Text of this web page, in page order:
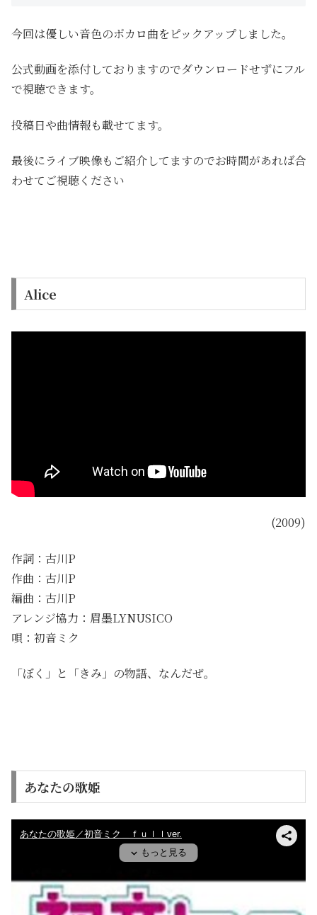
今回は優しい音色のボカロ曲をピックアップしました。
公式動画を添付しておりますのでダウンロードせずにフル
で視聴できます。
投稿日や曲情報も載せてます。
最後にライブ映像もご紹介してますのでお時間があれば合
わせてご視聴ください
Alice
(2009)
作詞：古川P
作曲：古川P
編曲：古川P
アレンジ協力：眉墨LYNUSICO
唄：初音ミク
「ぼく」と「きみ」の物語、なんだぜ。
あなたの歌姫